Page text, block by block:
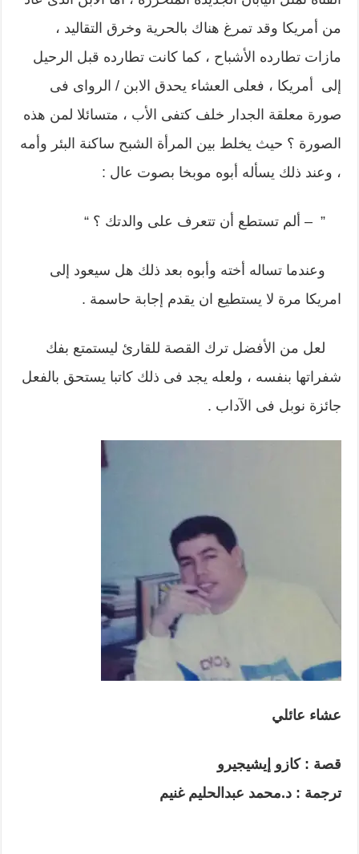
من أمريكا وقد تمرغ هناك بالحرية وخرق التقاليد ،
مازات تطارده الأشباح ، كما كانت تطارده قبل الرحيل
إلى أمريكا ، فعلى العشاء يحدق الابن / الرواى فى
صورة معلقة الجدار خلف كتفى الأب ، متسائلا لمن هذه
الصورة ؟ حيث يخلط بين المرأة الشبح ساكنة البئر وأمه
، وعند ذلك يسأله أبوه موبخا بصوت عال :
” – ألم تستطع أن تتعرف على والدتك ؟ “
وعندما تساله أخته وأبوه بعد ذلك هل سيعود إلى
امريكا مرة لا يستطيع ان يقدم إجابة حاسمة .
لعل من الأفضل ترك القصة للقارئ ليستمتع بفك
شفراتها بنفسه ، ولعله يجد فى ذلك كاتبا يستحق بالفعل
جائزة نوبل فى الآداب .
عشاء عائلي
قصة : كازو إيشيجيرو
ترجمة : د.محمد عبدالحليم غنيم